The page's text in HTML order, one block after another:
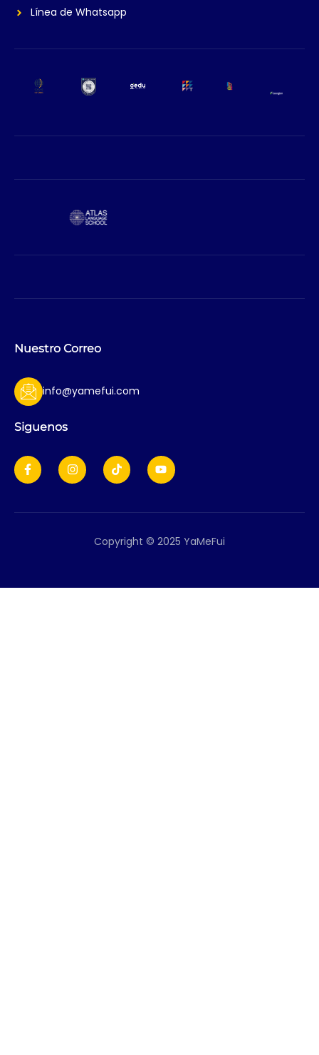
Línea de Whatsapp
Nuestro Correo
info@yamefui.com
Siguenos
Copyright © 2025 YaMeFui